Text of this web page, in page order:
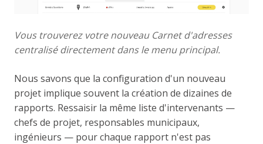
Vous trouverez votre nouveau Carnet d'adresses
centralisé directement dans le menu principal.
Nous savons que la configuration d'un nouveau
projet implique souvent la création de dizaines de
rapports. Ressaisir la même liste d'intervenants —
chefs de projet, responsables municipaux,
ingénieurs — pour chaque rapport n'est pas